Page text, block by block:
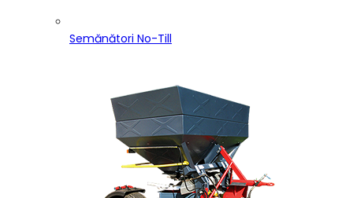
Semănători No-Till